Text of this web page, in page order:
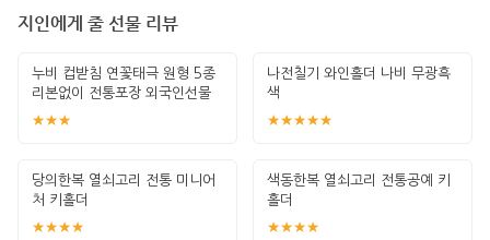
지인에게 줄 선물 리뷰
누비 컵받침 연꽃태극 원형 5종
리본없이 전통포장 외국인선물
한국기념
★★★
나전칠기 와인홀더 나비 무광흑
색
★★★★★
당의한복 열쇠고리 전통 미니어
처 키홀더
★★★★
색동한복 열쇠고리 전통공예 키
홀더
★★★★